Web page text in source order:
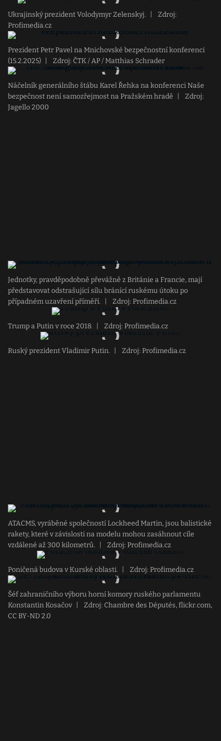
Ukrajinský prezident Volodymyr Zelenskyj.
Zdroj:
Profimedia.cz
Prezident Petr Pavel na Mnichovské bezpečnostní konferenci
(15.2.2025)
Zdroj: ČTK / AP / Matthias Schrader
Náčelník generálního štábu Karel Řehka na konferenci Naše
bezpečnost není samozřejmost na Pražském hradě
Zdroj:
Jagello 2000
Jednotky, pravděpodobně převážně z Británie a Francie, mají
představovat odstrašující sílu bránící ruskému útoku po
případném uzavření příměří.
Zdroj: Profimedia.cz
Trump a Putin v roce 2018. Zdroj: Profimedia.cz
Ruský prezident Vladimir Putin. Zdroj: Profimedia.cz
ATACMS, vyráběné společností Lockheed Martin, jsou balistické
rakety, které v závislosti na modelu mohou zasáhnout cíle
vzdálené až 300 kilometrů.
Zdroj: Profimedia.cz
Poničená budova v Kurské oblasti. Zdroj: Profimedia.cz
Šéf zahraničního výboru horní komory ruského parlamentu
Konstantin Kosačov
Zdroj: Chambre des Députés, flickr.com,
CC BY-ND 2.0